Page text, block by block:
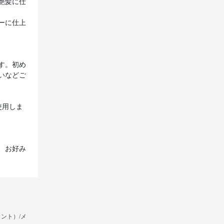
髪に仕
に仕上
。初め
などご
しま
お好み
ト）/メ